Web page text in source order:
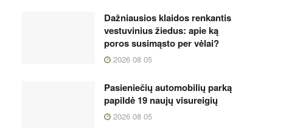
Dažniausios klaidos renkantis
vestuvinius žiedus: apie ką
poros susimąsto per vėlai?
2026 08 05
Pasieniečių automobilių parką
papildė 19 naujų visureigių
2026 08 05